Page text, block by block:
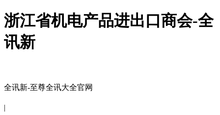
浙江省机电产品进出口商会-全
讯新
全讯新-至尊全讯大全官网
|